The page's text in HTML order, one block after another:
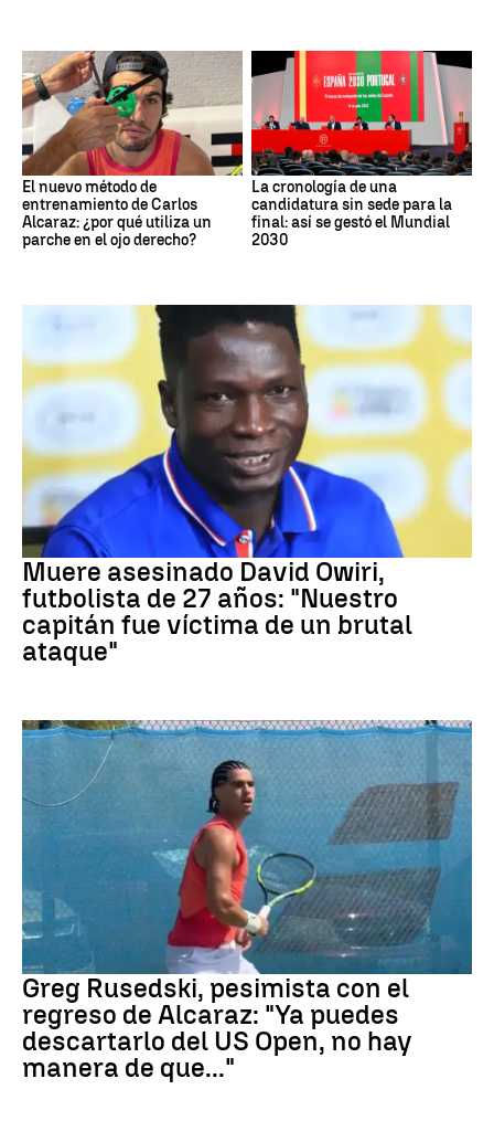
El nuevo método de
entrenamiento de Carlos
Alcaraz: ¿por qué utiliza un
parche en el ojo derecho?
La cronología de una
candidatura sin sede para la
final: así se gestó el Mundial
2030
Fútbol
Muere asesinado David Owiri,
futbolista de 27 años: "Nuestro
capitán fue víctima de un brutal
ataque"
Greg Rusedski, pesimista con el
regreso de Alcaraz: "Ya puedes
descartarlo del US Open, no hay
manera de que..."